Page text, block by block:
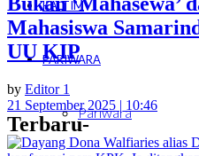
KALTIM
PARIWARA
Pariwara
Mahasiswa
UU KIP
by Editor 1
21 September 2025 | 10:46
Terbaru-